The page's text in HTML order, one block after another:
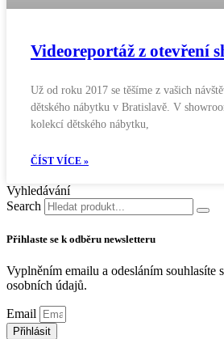
Videoreportáž z otevření
Už od roku 2017 se těšíme z vašich
dětského nábytku v Bratislavě. V
kolekcí dětského nábytku,
ČÍST VÍCE »
Vyhledávání
Search
Přihlaste se k odběru newsletteru
Vyplněním emailu a odesláním souhlasíte
osobních údajů.
Email
Přihlásit